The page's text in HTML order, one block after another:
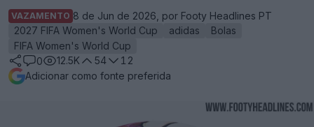
VAZAMENTO 8 de Jun de 2026, por Footy Headlines PT
2027 FIFA Women's World Cup
adidas
Bolas
FIFA Women's World Cup
0
12.5K 54
12
Adicionar como fonte preferida